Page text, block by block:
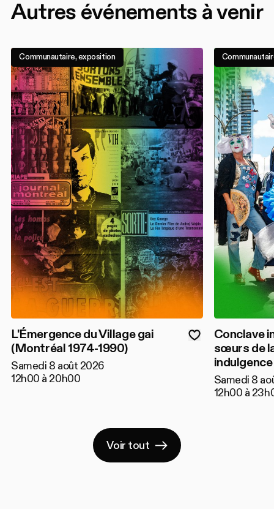
Autres événements à venir
Communautaire, exposition
L'Émergence du Village gai
(Montréal 1974-1990)
Samedi 8 août 2026
12h00 à 20h00
Conclave
sœurs de
indulgence
Samedi 8
12h00 à
Voir tout